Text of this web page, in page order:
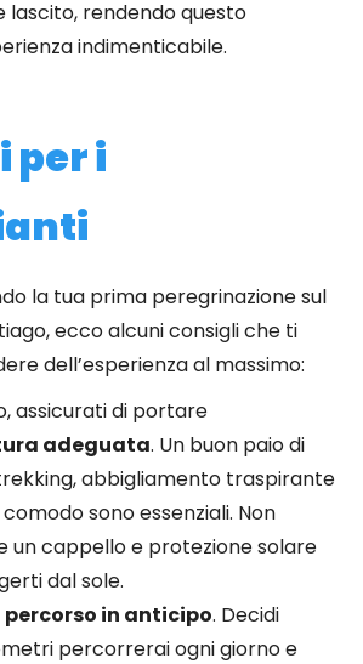
lascito, rendendo questo
indimenticabile.
per i
la tua prima peregrinazione sul
ecco alcuni consigli che ti
dell’esperienza al massimo:
assicurati di portare
adeguata. Un buon paio di
abbigliamento traspirante
sono essenziali. Non
un cappello e protezione solare
dal sole.
in anticipo. Decidi
percorrerai ogni giorno e